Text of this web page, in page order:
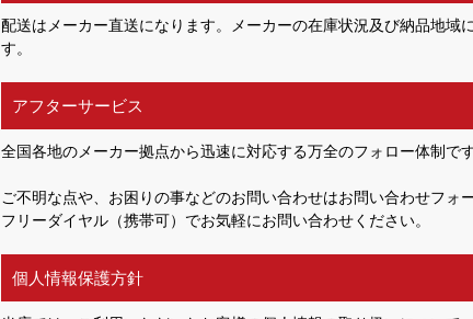
配送はメーカー直送になります。メーカーの在庫状況及び納品地域
す。
アフターサービス
全国各地のメーカー拠点から迅速に対応する万全のフォロー体制です
ご不明な点や、お困りの事などのお問い合わせはお問い合わせフォ
フリーダイヤル（携帯可）でお気軽にお問い合わせください。
個人情報保護方針